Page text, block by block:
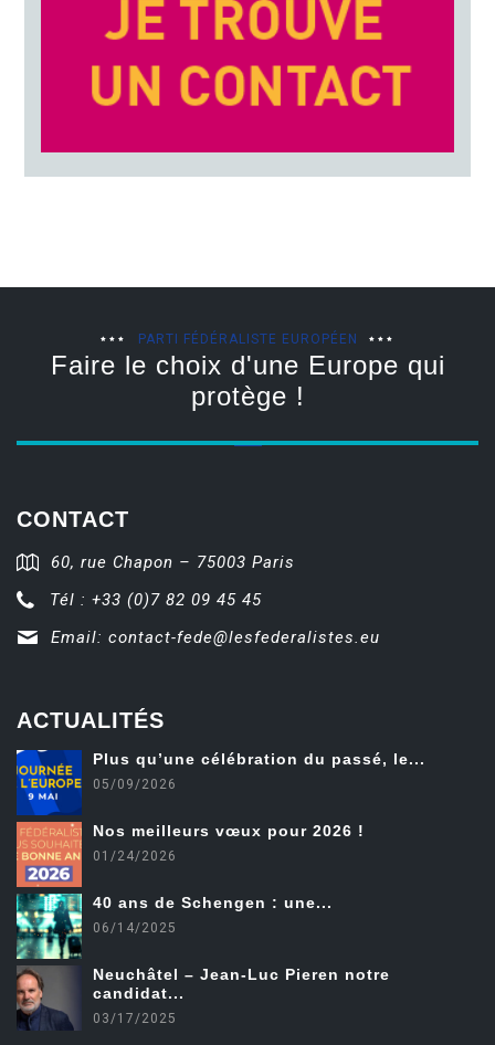
PARTI FÉDÉRALISTE EUROPÉEN
Faire le choix d'une Europe qui
protège !
CONTACT
60, rue Chapon – 75003 Paris
Tél : +33 (0)7 82 09 45 45
Email: contact-fede@lesfederalistes.eu
ACTUALITÉS
Plus qu’une célébration du passé, le...
05/09/2026
Nos meilleurs vœux pour 2026 !
01/24/2026
40 ans de Schengen : une...
06/14/2025
Neuchâtel – Jean-Luc Pieren notre
candidat...
03/17/2025